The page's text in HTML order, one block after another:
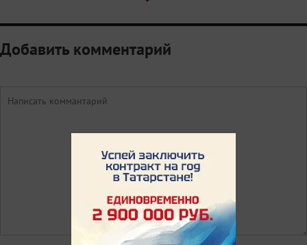
Добавить комментарий